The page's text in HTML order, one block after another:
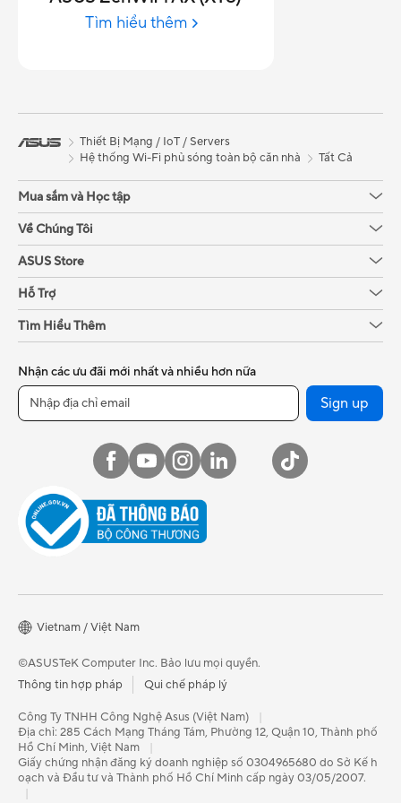
Tìm hiểu thêm
Thiết Bị Mạng / IoT / Servers
Hệ thống Wi-Fi phủ sóng toàn bộ căn nhà
Tất Cả
Mua sắm và Học tập
Về Chúng Tôi
ASUS Store
Hỗ Trợ
Tìm Hiểu Thêm
Nhận các ưu đãi mới nhất và nhiều hơn nữa
Sign up
Vietnam / Việt Nam
©ASUSTeK Computer Inc. Bảo lưu mọi quyền.
Thông tin hợp pháp
Qui chế pháp lý
Công Ty TNHH Công Nghệ Asus (Việt Nam)
|
Địa chỉ: 285 Cách Mạng Tháng Tám, Phường 12, Quận 10, Thành phố
Hồ Chí Minh, Việt Nam
|
Giấy chứng nhận đăng ký doanh nghiệp số 0304965680 do Sở Kế h
oạch và Đầu tư và Thành phố Hồ Chí Minh cấp ngày 03/05/2007.
|